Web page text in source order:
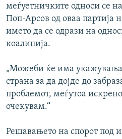
меѓуетничките односи се
Поп-Арсов од оваа партија
името да се одрази на
коалиција.
„Можеби ќе има укажувања
страна за да дојде до
проблемот, меѓутоа
очекувам.“
Решавањето на спорот под